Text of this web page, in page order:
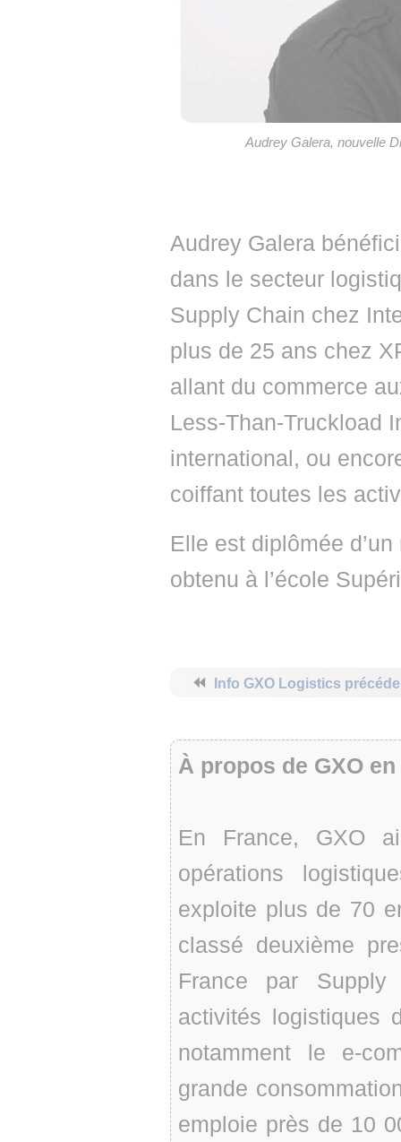
Audrey Galera, nouvelle
Audrey Galera
dans le secteur
Supply Chain chez
plus de 25 ans chez
allant du commerce
Less-Than-Truckload
international, ou
coiffant toutes les
Elle est diplômée
obtenu à l’école
⏪ Info GXO Logistics
À propos de GXO
En France, GXO
opérations
exploite plus de 70
classé deuxième
France par
activités logistiques
notamment le e-
grande
emploie près de 10